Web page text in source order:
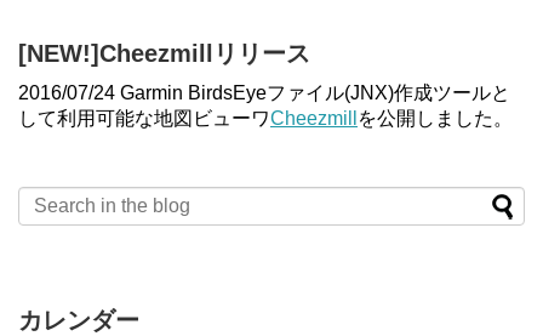
[NEW!]Cheezmillリリース
2016/07/24 Garmin BirdsEyeファイル(JNX)作成ツールと
して利用可能な地図ビューワCheezmill を公開しました。
カレンダー